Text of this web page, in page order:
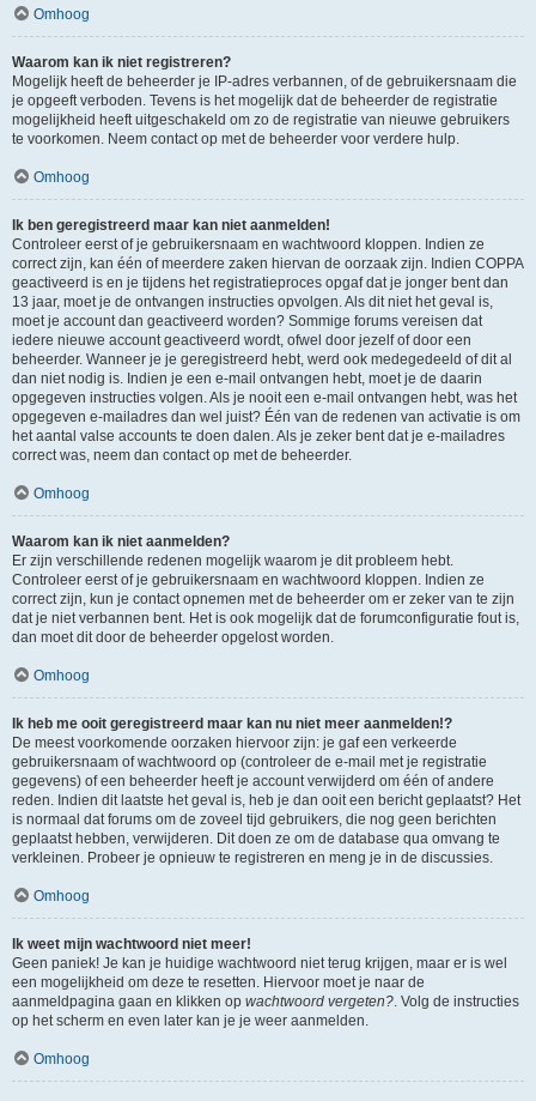
Omhoog
Waarom kan ik niet registreren?
Mogelijk heeft de beheerder je IP-adres verbannen, of de gebruikersnaam die
je opgeeft verboden. Tevens is het mogelijk dat de beheerder de registratie
mogelijkheid heeft uitgeschakeld om zo de registratie van nieuwe gebruikers
te voorkomen. Neem contact op met de beheerder voor verdere hulp.
Omhoog
Ik ben geregistreerd maar kan niet aanmelden!
Controleer eerst of je gebruikersnaam en wachtwoord kloppen. Indien ze
correct zijn, kan één of meerdere zaken hiervan de oorzaak zijn. Indien COPPA
geactiveerd is en je tijdens het registratieproces opgaf dat je jonger bent dan
13 jaar, moet je de ontvangen instructies opvolgen. Als dit niet het geval is,
moet je account dan geactiveerd worden? Sommige forums vereisen dat
iedere nieuwe account geactiveerd wordt, ofwel door jezelf of door een
beheerder. Wanneer je je geregistreerd hebt, werd ook medegedeeld of dit al
dan niet nodig is. Indien je een e-mail ontvangen hebt, moet je de daarin
opgegeven instructies volgen. Als je nooit een e-mail ontvangen hebt, was het
opgegeven e-mailadres dan wel juist? Één van de redenen van activatie is om
het aantal valse accounts te doen dalen. Als je zeker bent dat je e-mailadres
correct was, neem dan contact op met de beheerder.
Omhoog
Waarom kan ik niet aanmelden?
Er zijn verschillende redenen mogelijk waarom je dit probleem hebt.
Controleer eerst of je gebruikersnaam en wachtwoord kloppen. Indien ze
correct zijn, kun je contact opnemen met de beheerder om er zeker van te zijn
dat je niet verbannen bent. Het is ook mogelijk dat de forumconfiguratie fout is,
dan moet dit door de beheerder opgelost worden.
Omhoog
Ik heb me ooit geregistreerd maar kan nu niet meer aanmelden!?
De meest voorkomende oorzaken hiervoor zijn: je gaf een verkeerde
gebruikersnaam of wachtwoord op (controleer de e-mail met je registratie
gegevens) of een beheerder heeft je account verwijderd om één of andere
reden. Indien dit laatste het geval is, heb je dan ooit een bericht geplaatst? Het
is normaal dat forums om de zoveel tijd gebruikers, die nog geen berichten
geplaatst hebben, verwijderen. Dit doen ze om de database qua omvang te
verkleinen. Probeer je opnieuw te registreren en meng je in de discussies.
Omhoog
Ik weet mijn wachtwoord niet meer!
Geen paniek! Je kan je huidige wachtwoord niet terug krijgen, maar er is wel
een mogelijkheid om deze te resetten. Hiervoor moet je naar de
aanmeldpagina gaan en klikken op wachtwoord vergeten?. Volg de instructies
op het scherm en even later kan je je weer aanmelden.
Omhoog